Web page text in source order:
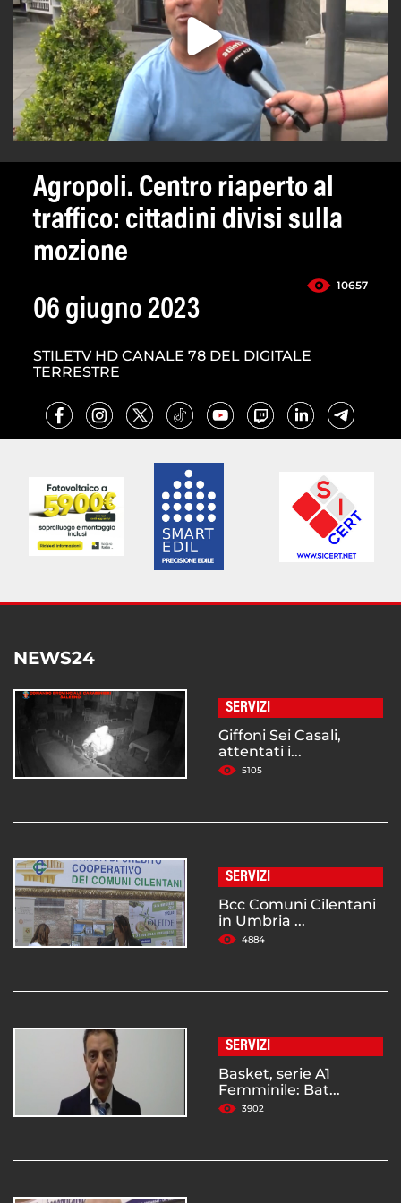
Agropoli. Centro riaperto al
traffico: cittadini divisi sulla
mozione
10657
06 giugno 2023
STILETV HD CANALE 78 DEL DIGITALE
TERRESTRE
NEWS24
SERVIZI
Giffoni Sei Casali,
attentati i...
5105
SERVIZI
Bcc Comuni Cilentani
in Umbria ...
4884
SERVIZI
Basket, serie A1
Femminile: Bat...
3902